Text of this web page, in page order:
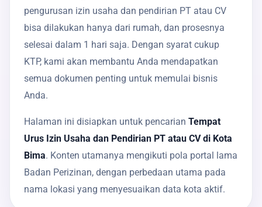
pengurusan izin usaha dan pendirian PT atau CV
bisa dilakukan hanya dari rumah, dan prosesnya
selesai dalam 1 hari saja. Dengan syarat cukup
KTP, kami akan membantu Anda mendapatkan
semua dokumen penting untuk memulai bisnis
Anda.
Halaman ini disiapkan untuk pencarian Tempat
Urus Izin Usaha dan Pendirian PT atau CV di Kota
Bima. Konten utamanya mengikuti pola portal lama
Badan Perizinan, dengan perbedaan utama pada
nama lokasi yang menyesuaikan data kota aktif.